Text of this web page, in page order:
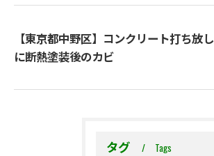
【東京都中野区】コンクリート打ち放し
に断熱塗装後のカビ
タグ Tags